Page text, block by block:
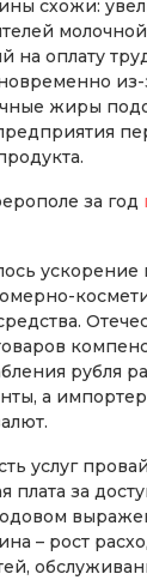
схожи:
на оплату
жиры
за год
ускорение
рубля
а
услуг
плата за
– рост